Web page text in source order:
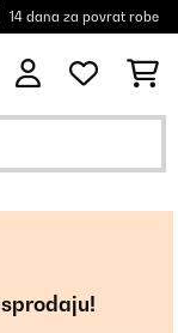
14 dana za povrat robe